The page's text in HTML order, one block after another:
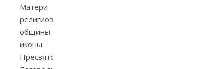
Матери
религиозной
общины
иконы
Пресвятой